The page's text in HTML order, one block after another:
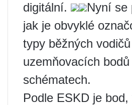
digitální.
Nyní se
jak je obvyklé
typy běžných
uzemňovacích
schématech.
Podle ESKD je